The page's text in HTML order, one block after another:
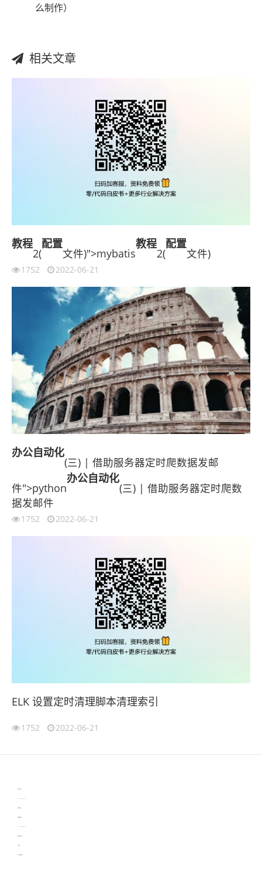
么制作）
相关文章
教程
2(
配置
文件)">mybatis
教程
2(
配置
文件)
1752 2022-06-21
办公自动化
(三) | 借助服务器定时爬数据发邮
件">python
办公自动化
(三) | 借助服务器定时爬数
据发邮件
1752 2022-06-21
ELK 设置定时清理脚本清理索引
1752 2022-06-21